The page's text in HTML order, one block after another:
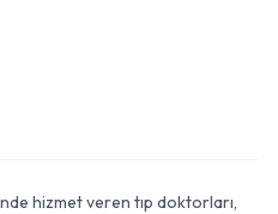
hizmet veren tıp doktorları,